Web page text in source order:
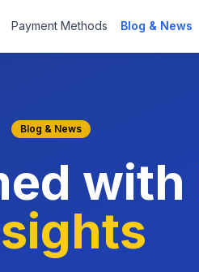
Payment Methods Blog & News
Blog & News
with